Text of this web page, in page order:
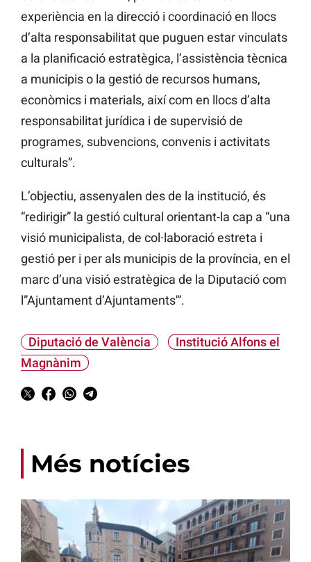
experiència en la direcció i coordinació en llocs
d’alta responsabilitat que puguen estar vinculats
a la planificació estratègica, l’assistència tècnica
a municipis o la gestió de recursos humans,
econòmics i materials, així com en llocs d’alta
responsabilitat jurídica i de supervisió de
programes, subvencions, convenis i activitats
culturals”.
L’objectiu, assenyalen des de la institució, és
“redirigir” la gestió cultural orientant-la cap a “una
visió municipalista, de col·laboració estreta i
gestió per i per als municipis de la província, en el
marc d’una visió estratègica de la Diputació com
l”Ajuntament d’Ajuntaments'”.
Diputació de València
Institució Alfons el
Magnànim
Més notícies